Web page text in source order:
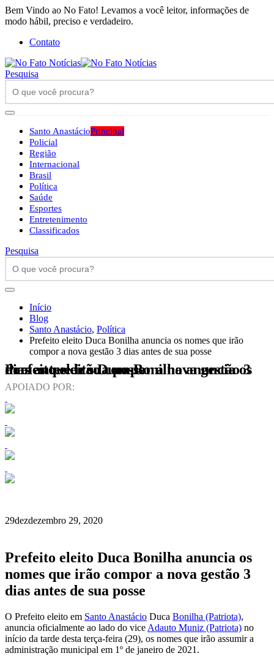
Bem Vindo ao No Fato! Levamos a você leitor, informações de
modo hábil, preciso e verdadeiro.
Contato
Pesquisa
Santo AnastácioPrincipal
Policial
Região
Internacional
Brasil
Política
Saúde
Esportes
Entretenimento
Classificados
Pesquisa
Início
Blog
Santo Anastácio, Política
Prefeito eleito Duca Bonilha anuncia os nomes que irão
compor a nova gestão 3 dias antes de sua posse
Prefeito eleito Duca Bonilha anuncia os nomes que irão compor a nova gestão 3 dias antes de sua posse
APOIADO POR:
29dezdezembro 29, 2020
Prefeito eleito Duca Bonilha anuncia os
nomes que irão compor a nova gestão 3
dias antes de sua posse
O Prefeito eleito em Santo Anastácio Duca Bonilha (Patriota),
anuncia oficialmente ao lado do vice Adauto Muniz (Patriota) no
início da tarde desta terça-feira (29), os nomes que irão assumir a
administração municipal em 1º de janeiro de 2021.